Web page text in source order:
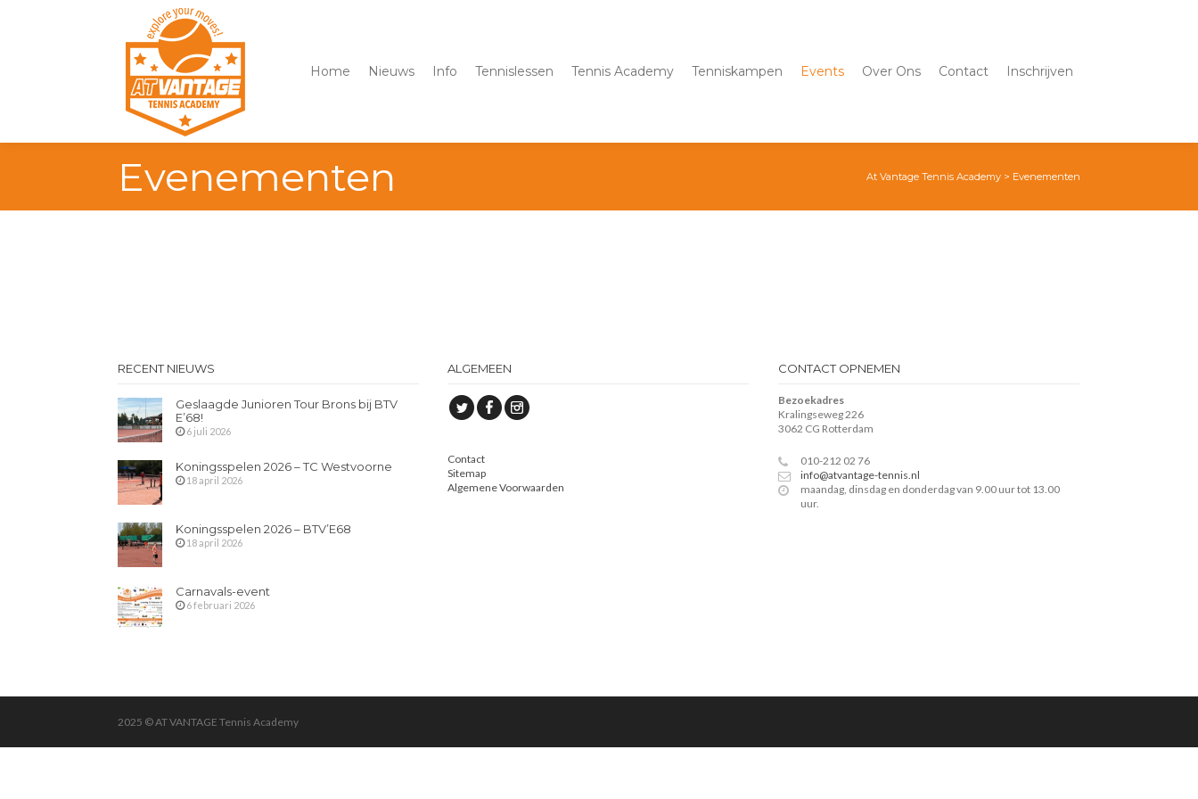
Home Nieuws Info Tennislessen Tennis Academy Tenniskampen Events Over Ons Contact Inschrijven
Evenementen At Vantage Tennis Academy > Evenementen
RECENT NIEUWS
Geslaagde Junioren Tour Brons bij BTV
E’68!
6 juli 2026
Koningsspelen 2026 – TC Westvoorne
18 april 2026
Koningsspelen 2026 – BTV’E68
18 april 2026
Carnavals-event
6 februari 2026
ALGEMEEN
Contact
Sitemap
Algemene Voorwaarden
CONTACT OPNEMEN
Bezoekadres
Kralingseweg 226
3062 CG Rotterdam
010-212 02 76
info@atvantage-tennis.nl
maandag, dinsdag en donderdag van 9.00 uur tot 13.00
uur.
2025 © AT VANTAGE Tennis Academy